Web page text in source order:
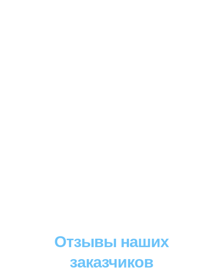
Отзывы наших
заказчиков